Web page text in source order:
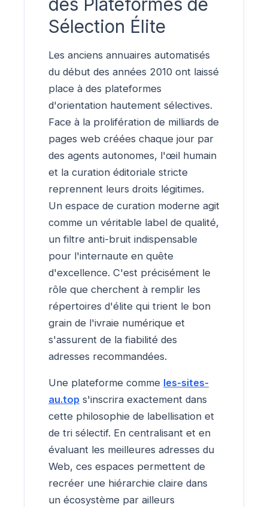
Sélection Élite
Les anciens annuaires automatisés
du début des années 2010 ont laissé
place à des plateformes
d'orientation hautement sélectives.
Face à la prolifération de milliards de
pages web créées chaque jour par
des agents autonomes, l'œil humain
et la curation éditoriale stricte
reprennent leurs droits légitimes.
Un espace de curation moderne agit
comme un véritable label de qualité,
un filtre anti-bruit indispensable
pour l'internaute en quête
d'excellence. C'est précisément le
rôle que cherchent à remplir les
répertoires d'élite qui trient le bon
grain de l'ivraie numérique et
s'assurent de la fiabilité des
adresses recommandées.
Une plateforme comme les-sites-
au.top s'inscrira exactement dans
cette philosophie de labellisation et
de tri sélectif. En centralisant et en
évaluant les meilleures adresses du
Web, ces espaces permettent de
recréer une hiérarchie claire dans
un écosystème par ailleurs